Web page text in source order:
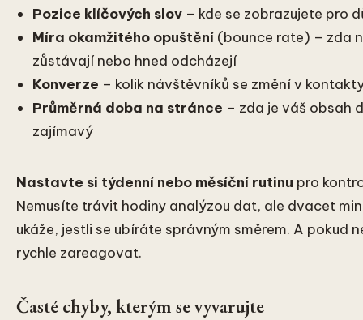
Pozice klíčových slov – kde se zobrazujete pro
Míra okamžitého opuštění (bounce rate) – zda
zůstávají nebo hned odcházejí
Konverze – kolik návštěvníků se změní v
Průměrná doba na stránce – zda je váš obsah
zajímavý
Nastavte si týdenní nebo měsíční rutinu pro
Nemusíte trávit hodiny analýzou dat, ale dvacet
ukáže, jestli se ubíráte správným směrem. A pokud
rychle zareagovat.
Časté chyby, kterým se vyvarujte